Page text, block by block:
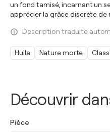
Découvrir
Pièce
un fond tamisé, incarnant un
apprécier la grâce discrète de
Description traduite
Huile Nature morte